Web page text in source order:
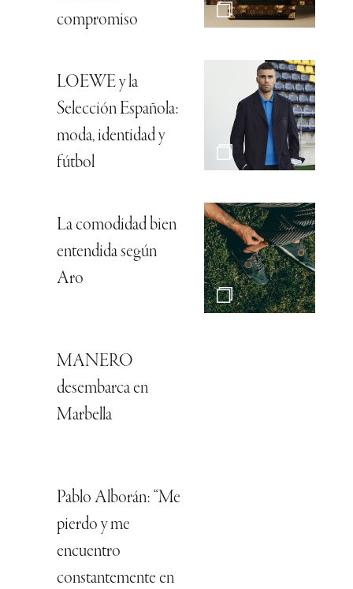
compromiso
LOEWE y la
Selección Española:
moda, identidad y
fútbol
La comodidad bien
entendida según
Aro
MANERO
desembarca en
Marbella
Pablo Alborán: “Me
pierdo y me
encuentro
constantemente en